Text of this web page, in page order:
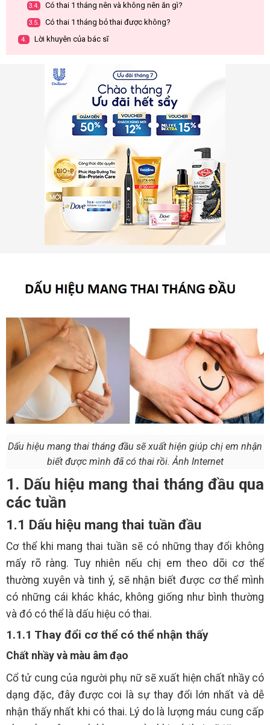
3.4. Có thai 1 tháng nên và không nên ăn gì?
3.5. Có thai 1 tháng bỏ thai được không?
4. Lời khuyên của bác sĩ
Dấu hiệu mang thai tháng đầu sẽ xuất hiện giúp chị em nhận
biết được mình đã có thai rồi. Ảnh Internet
1. Dấu hiệu mang thai tháng đầu qua
các tuần
1.1 Dấu hiệu mang thai tuần đầu
Cơ thể khi mang thai tuần sẽ có những thay đổi không
mấy rõ ràng. Tuy nhiên nếu chị em theo dõi cơ thể
thường xuyên và tinh ý, sẽ nhận biết được cơ thể mình
có những cái khác khác, không giống như bình thường
và đó có thể là dấu hiệu có thai.
1.1.1 Thay đổi cơ thể có thể nhận thấy
Chất nhầy và màu âm đạo
Cổ tử cung của người phụ nữ sẽ xuất hiện chất nhầy có
dạng đặc, đây được coi là sự thay đổi lớn nhất và dễ
nhận thấy nhất khi có thai. Lý do là lượng máu cung cấp